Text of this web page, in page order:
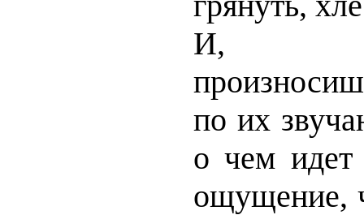
И,
по их
о чем идет
ощущение,